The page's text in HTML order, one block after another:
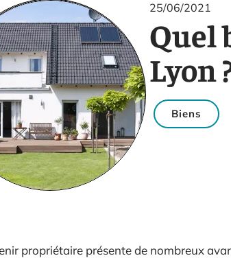
25/06/2021
Quel
Lyon
Biens
propriétaire présente de nombreux